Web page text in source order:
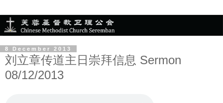
8 December 2013
刘立章传道主日崇拜信息 Sermon
08/12/2013